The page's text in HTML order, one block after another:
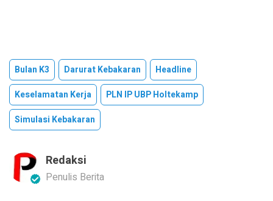
Bulan K3 Darurat Kebakaran
Headline
Keselamatan Kerja
PLN IP UBP Holtekamp
Simulasi Kebakaran
Redaksi
Penulis Berita